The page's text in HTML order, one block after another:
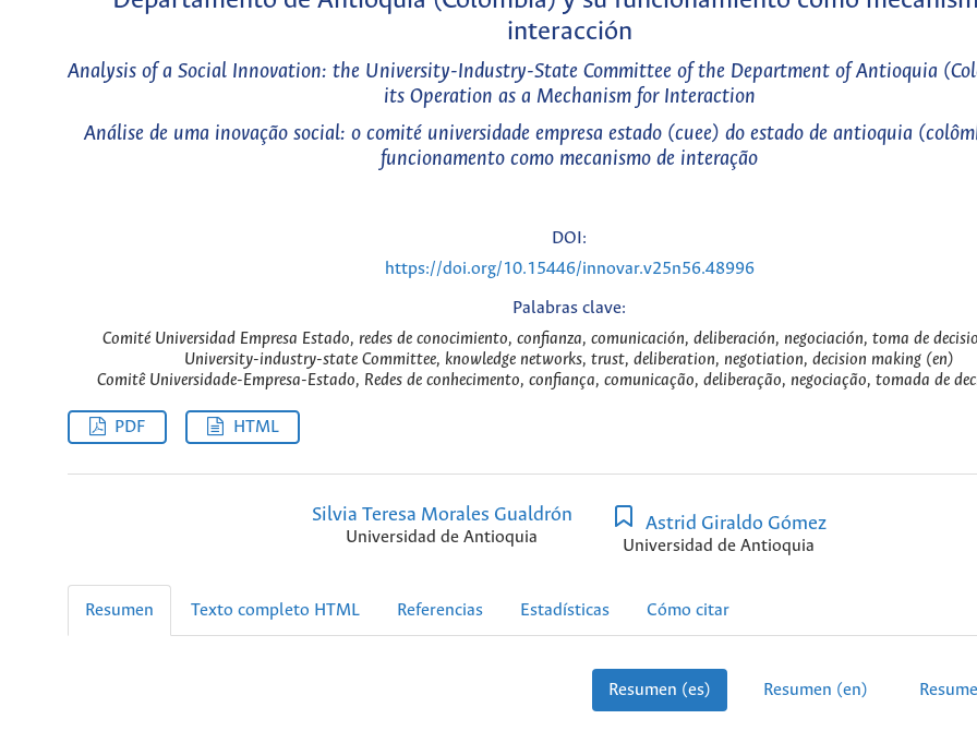
interacción
Analysis of a Social Innovation: the University-Industry-State Committee of the Department of Antioquia
its Operation as a Mechanism for Interaction
Análise de uma inovação social: o comité universidade empresa estado (cuee) do estado de antioquia
funcionamento como mecanismo de interação
DOI:
https://doi.org/10.15446/innovar.v25n56.48996
Palabras clave:
Comité Universidad Empresa Estado, redes de conocimiento, confianza, comunicación, deliberación, negociación, toma de
University-industry-state Committee, knowledge networks, trust, deliberation, negotiation, decision making (en)
Comitê Universidade-Empresa-Estado, Redes de conhecimento, confiança, comunicação, deliberação, negociação, tomada de
PDF HTML
Silvia Teresa Morales Gualdrón
Universidad de Antioquia
Astrid Giraldo Gómez
Universidad de Antioquia
Resumen Texto completo HTML Referencias Estadísticas Cómo citar
Resumen (es) Resumen (en)